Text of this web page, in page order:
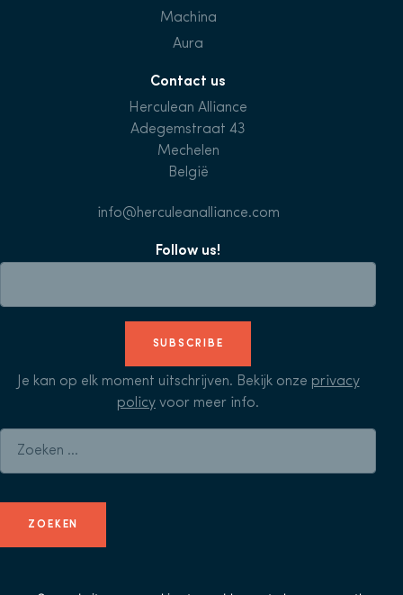
Machina
Aura
Contact us
Herculean Alliance
Adegemstraat 43
Mechelen
België
info@herculeanalliance.com
Follow us!
SUBSCRIBE
Je kan op elk moment uitschrijven. Bekijk onze privacy
policy voor meer info.